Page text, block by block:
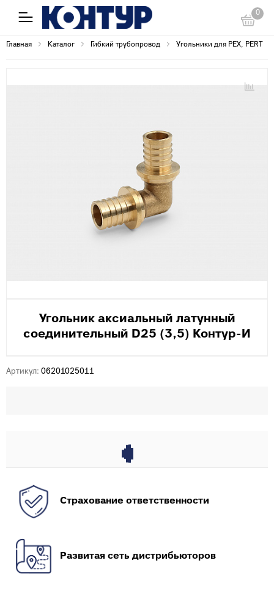
0
Главная Каталог Гибкий трубопровод Угольники для PEX, PERT
Угольник аксиальный латунный
соединительный D25 (3,5) Контур-И
Артикул: 06201025011
Страхование ответственности
Развитая сеть дистрибьюторов